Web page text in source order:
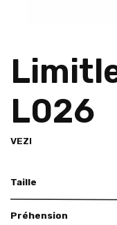
L026
VEZI
Taille
Préhension